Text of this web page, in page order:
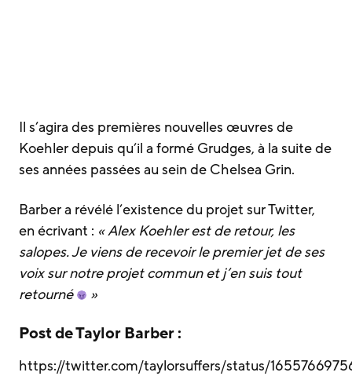
Il s’agira des premières nouvelles œuvres de
Koehler depuis qu’il a formé Grudges, à la suite de
ses années passées au sein de Chelsea Grin.
Barber a révélé l’existence du projet sur Twitter,
en écrivant : « Alex Koehler est de retour, les
salopes. Je viens de recevoir le premier jet de ses
voix sur notre projet commun et j’en suis tout
retourné
»
Post de Taylor Barber :
https://twitter.com/taylorsuffers/status/